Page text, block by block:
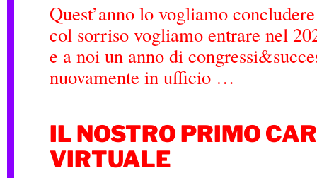
Quest’anno lo vogliamo
col sorriso vogliamo entrare nel
e a noi un anno di
nuovamente in ufficio …
IL NOSTRO PRIMO
VIRTUALE